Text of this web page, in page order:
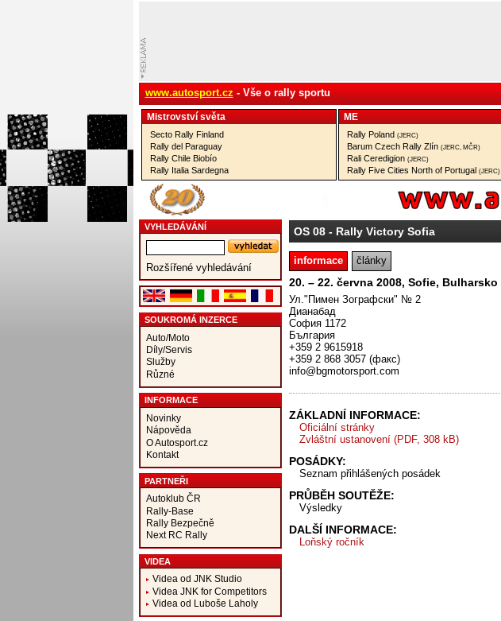
www.autosport.cz - Vše o rally sportu
Mistrovství­ světa
Secto Rally Finland
Rally del Paraguay
Rally Chile Biobío
Rally Italia Sardegna
ME
Rally Poland (JERC)
Barum Czech Rally Zlín (JERC, MČR)
Rali Ceredigion (JERC)
Rally Five Cities North of Portugal (JERC)
VYHLEDÁVÁNÍ
Rozšířené vyhledávání
SOUKROMÁ INZERCE
Auto/Moto
Díly/Servis
Služby
Různé
INFORMACE
Novinky
Nápověda
O Autosport.cz
Kontakt
PARTNEŘI
Autoklub ČR
Rally-Base
Rally Bezpečně
Next RC Rally
VIDEA
Videa od JNK Studio
Videa JNK for Competitors
Videa od Luboše Laholy
OS 08- Rally Victory Sofia
informace články
20. – 22. června 2008, Sofie, Bulharsko
Ул."Пимeн Зографски" № 2
Дианабад
София 1172
България
+359 2 9615918
+359 2 868 3057 (факс)
info@bgmotorsport.com
ZÁKLADNÍ INFORMACE:
Oficiální stránky
Zvláštní ustanovení (PDF, 308 kB)
POSÁDKY:
Seznam přihlášených posádek
PRŮBĚH SOUTĚŽE:
Výsledky
DALŠÍ INFORMACE:
Loňský ročník